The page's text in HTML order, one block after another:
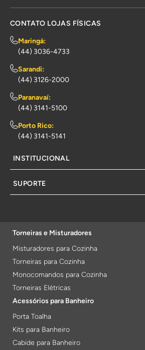
CONTATO LOJAS FÍSICAS
Maringá:
(44) 3036-4733
Sarandi:
(44) 3126-2000
Paranavaí:
(44) 3141-5100
Porto Rico:
(44) 3141-5141
INSTITUCIONAL
SUPORTE
Torneiras e Misturadores
Misturadores para Cozinha
Torneiras para Cozinha
Monocomandos para Cozinha
Torneiras Elétricas
Acessórios para Banheiro
Porta Toalha
Kits para Banheiro
Cabide para Banheiro